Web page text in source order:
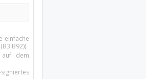
einfache
auf dem